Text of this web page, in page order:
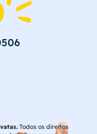
Todos os direitos